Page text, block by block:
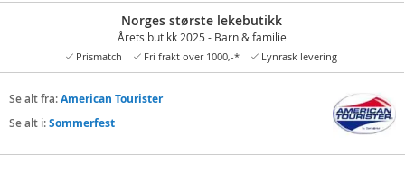
Norges største lekebutikk
Årets butikk 2025 - Barn & familie
Prismatch Fri frakt over 1000,-* Lynrask levering
Se alt fra:American Tourister
Se alt i:Sommerfest